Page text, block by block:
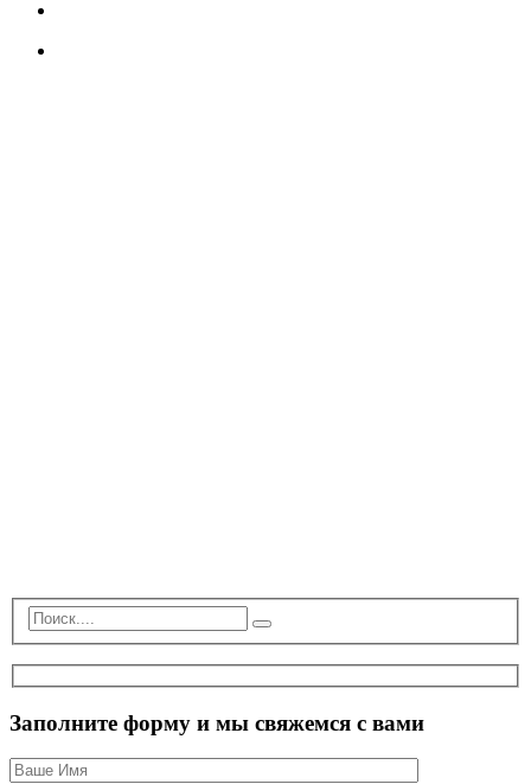
Заполните форму и мы свяжемся с вами